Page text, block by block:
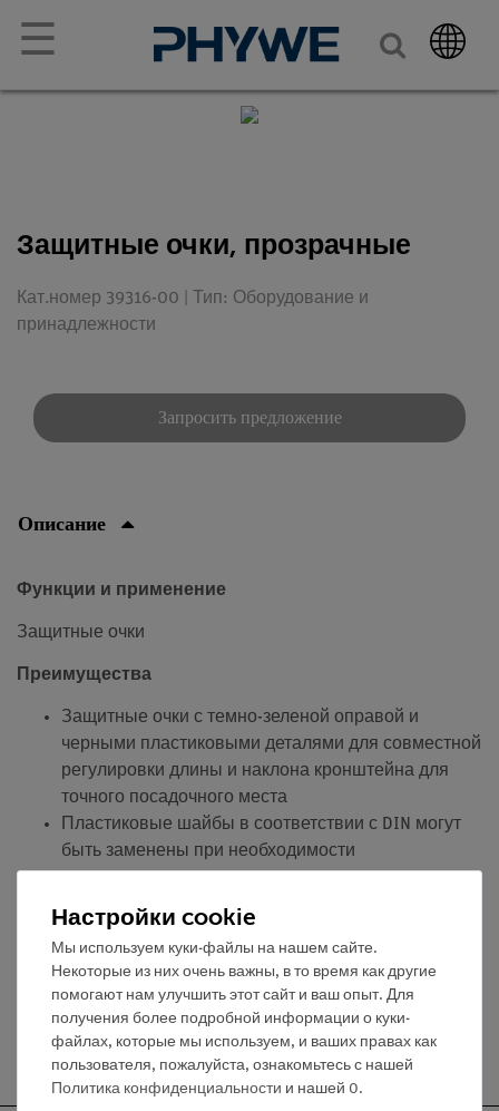
☰
Защитные очки, прозрачные
Кат.номер 39316-00 | Тип: Оборудование и
принадлежности
Запросить предложение
Описание
Функции и применение
Защитные очки
Преимущества
Защитные очки с темно-зеленой оправой и
черными пластиковыми деталями для совместной
регулировки длины и наклона кронштейна для
точного посадочного места
Пластиковые шайбы в соответствии с DIN могут
быть заменены при необходимости
вес: 46 г
Бесплатная доставка от 300,- €
Настройки cookie
Мы используем куки-файлы на нашем сайте.
Некоторые из них очень важны, в то время как другие
помогают нам улучшить этот сайт и ваш опыт. Для
получения более подробной информации о куки-
файлах, которые мы используем, и ваших правах как
пользователя, пожалуйста, ознакомьтесь с нашей
Политика конфиденциальности и нашей 0.